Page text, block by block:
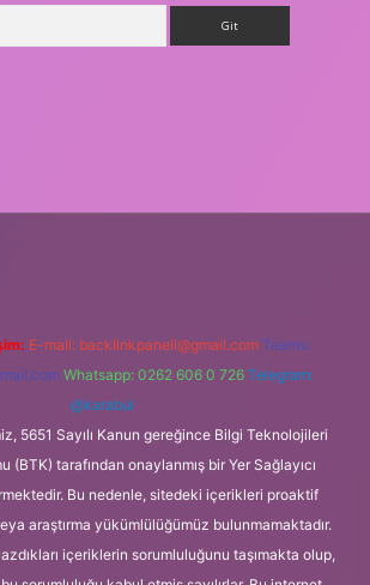
E-mail: backlinkpaneli@gmail.com Teams:
Whatsapp: 0262 606 0 726 Telegram:
@karabul
5651 Sayılı Kanun gereğince Bilgi Teknolojileri
(BTK) tarafından onaylanmış bir Yer Sağlayıcı
Bu nedenle, sitedeki içerikleri proaktif
araştırma yükümlülüğümüz bulunmamaktadır.
içeriklerin sorumluluğunu taşımakta olup,